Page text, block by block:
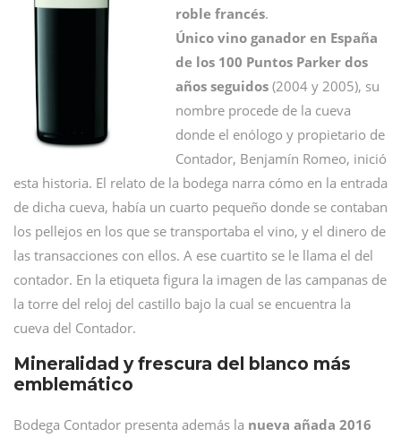
roble francés.
Único vino ganador en España
de los 100 Puntos Parker dos
años seguidos (2004 y 2005), su
nombre procede de la cueva
donde el enólogo y propietario de
Contador, Benjamín Romeo, inició
esta historia. El relato de la bodega narra cómo en la entrada
de dicha cueva, había un cuarto pequeño donde se contaban
los pellejos en los que se transportaba el vino, y el dinero de
las transacciones con ellos. A ese cuartito se le llama el del
contador. En la etiqueta figura la imagen de las campanas de
la torre del reloj del castillo bajo la cual se encuentra la
cueva del Contador.
Mineralidad y frescura del blanco más
emblemático
Bodega Contador presenta además la nueva añada 2016